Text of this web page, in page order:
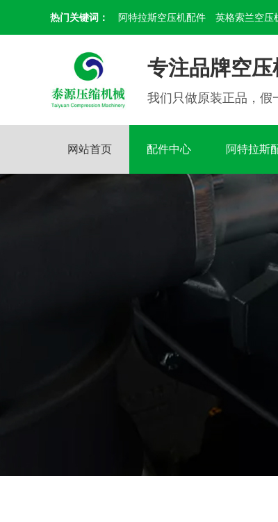
热门关键词： 阿特拉斯空压机配件 英格索兰空压
专注品牌空压
我们只做原装正品，假
网站首页 配件中心 阿特拉斯